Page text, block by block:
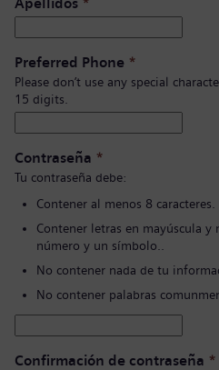
Preferred Phone *
Please don’t use any special
15 digits.
Contraseña *
Tu contraseña debe:
Contener al menos 8 caracteres.
Contener letras en mayúscula y
número y un símbolo..
No contener nada de tu
No contener palabras
Confirmación de contraseña *